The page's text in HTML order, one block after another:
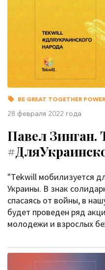
BE GREAT TOGETHER
28 февраля 2022 года
Павел Зинган.
"Tekwill мобилизуется
Украины. В знак
спасаясь от войны, в
будет проведен ряд
молодежи и взрослых